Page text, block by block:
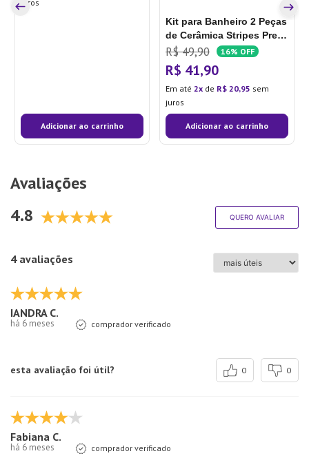
juros
Adicionar ao carrinho
Kit para Banheiro 2 Peças
de Cerâmica Stripes Preto
- Lyor
R$ 49,90 16% OFF
R$ 41,90
Em até 2 de R$ 20,95 sem
juros
Adicionar ao carrinho
Avaliações
4.8
QUERO AVALIAR
4 avaliações
IANDRA C.
há 6 meses comprador verificado
esta avaliação foi útil? 0 0
Fabiana C.
há 6 meses comprador verificado